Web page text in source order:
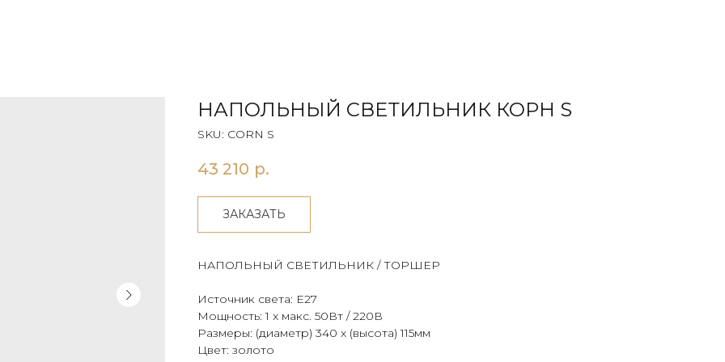
НАПОЛЬНЫЙ СВЕТИЛЬНИК КОРН S
SKU: CORN S
43 210 р.
ЗАКАЗАТЬ
НАПОЛЬНЫЙ СВЕТИЛЬНИК / ТОРШЕР
Источник света: E27
Мощность: 1 x макс. 50Вт / 220В
Размеры: (диаметр) 340 х (высота) 115мм
Цвет: золото